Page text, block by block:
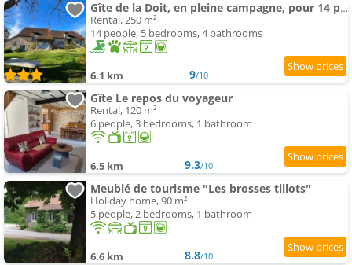
Gîte de la Doit, en pleine campagne, pour 14 pers
Rental, 250 m²
14 people, 5 bedrooms, 4 bathrooms
6.1 km 9/10
Gîte Le repos du voyageur
Rental, 120 m²
6 people, 3 bedrooms, 1 bathroom
6.5 km 9.3/10
Meublé de tourisme "Les brosses tillots"
Holiday home, 90 m²
5 people, 2 bedrooms, 1 bathroom
6.6 km 8.8/10